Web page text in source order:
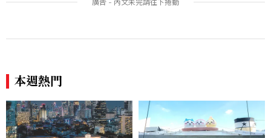
u髮箍未開賣先爆紅！
價半天，最後卻買最貴的
本週熱門